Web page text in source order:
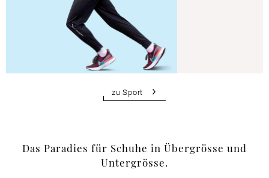
zu Sport
Das Paradies für Schuhe in Übergrösse und
Untergrösse.